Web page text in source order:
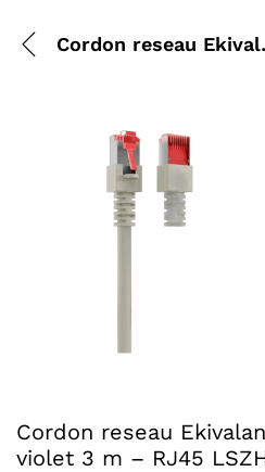
Cordon
Cordon reseau
violet 3 m – RJ45